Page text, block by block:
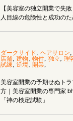
【美容室の独立開業で失
人目線の危険性と成功の
ダークサイド, ヘアサロン,
店舗, 建物, 物件, 独立, 理
試練, 逆境, 開業,
美容室開業の予期せぬト
方｜美容室開業の専門家
「神の検定試験」